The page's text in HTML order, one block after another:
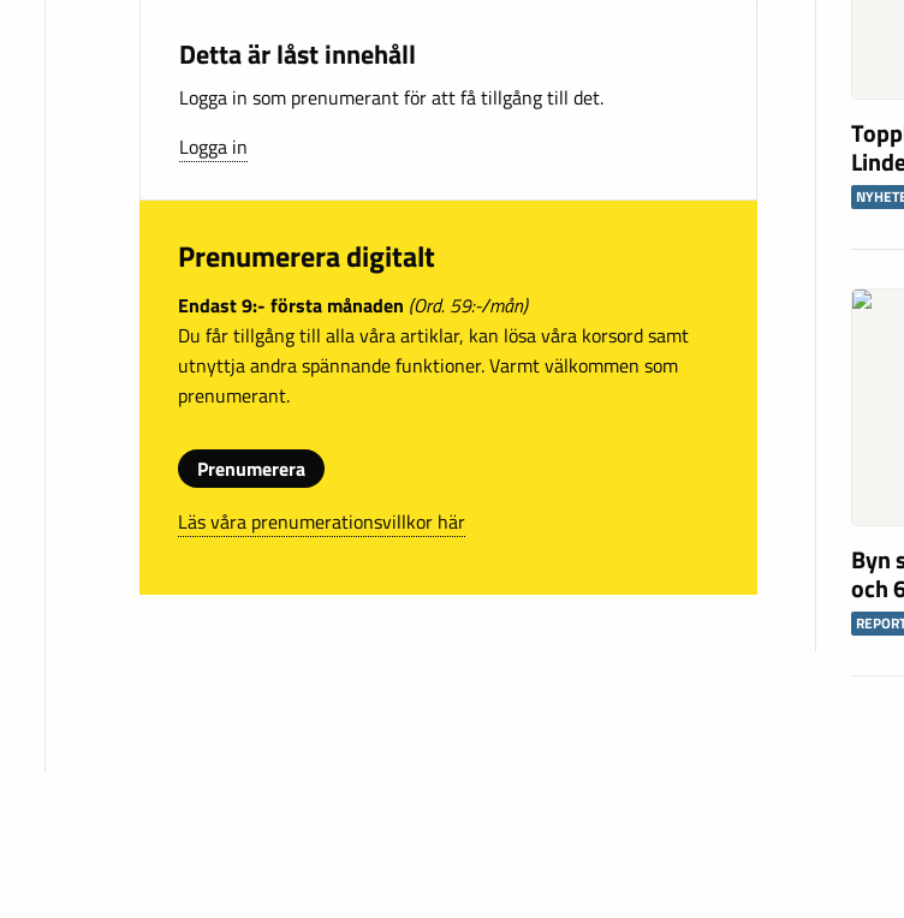
Detta är låst innehåll
Logga in som prenumerant för att få tillgång till det.
Logga in
Prenumerera digitalt
Endast 9:- första månaden (Ord. 59:-/mån)
Du får tillgång till alla våra artiklar, kan lösa våra korsord samt
utnyttja andra spännande funktioner. Varmt välkommen som
prenumerant.
Prenumerera
Läs våra prenumerationsvillkor här
Byn
och